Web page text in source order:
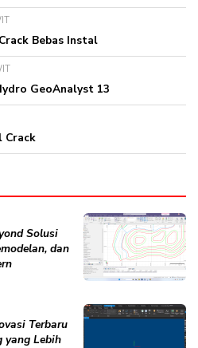
Bebas Instal
GeoAnalyst 13
Crack
Solusi
dan
Terbaru
yang Lebih